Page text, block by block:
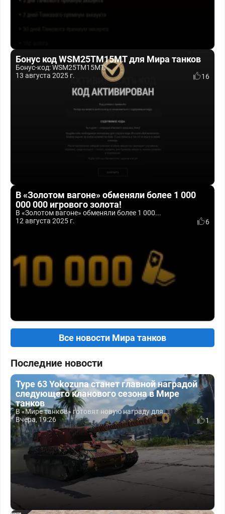
Бонус код WSM25TM15MT для Мира танков
Бонус-код: WSM25TM15MT.
13 августа 2025 г.
16
В «Золотом вагоне» обменяли более 1 000
000 000 игрового золота!
В «Золотом вагоне» обменяли более 1 000...
12 августа 2025 г.
6
Все новости Мира танков
Последние новости
Type 63 Yokozuna станет главной наградой
следующего кланового сезона в Мире
танков
В «Мире танков» готовят новую награду для...
Вчера, 19:26
1